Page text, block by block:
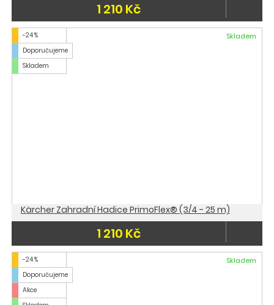
1 210 Kč
-24 %
Doporučujeme
Skladem
Skladem
Kärcher Zahradní Hadice PrimoFlex® (3/4 - 25 m)
1 210 Kč
-24 %
Doporučujeme
Akce
Skladem